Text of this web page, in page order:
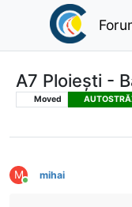
A7 Ploiești -
Moved
M
Conectat
mihai